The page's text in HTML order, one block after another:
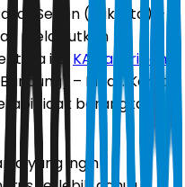
Senen (Jakarta) –
melanjutkan
itu, KA Kahuripan
– Blitar. Kereta
tidak berangkat
yang ingin